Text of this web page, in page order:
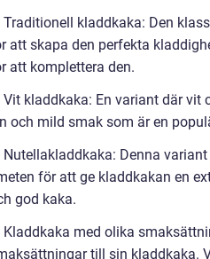
Traditionell kladdkaka: Den
att skapa den perfekta
att komplettera den.
Vit kladdkaka: En variant där vit
och mild smak som är en
Nutellakladdkaka: Denna
för att ge kladdkakan en
god kaka.
Kladdkaka med olika
till sin kladdkaka.